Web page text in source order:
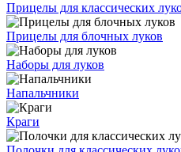
Прицелы для классических
Прицелы для блочных луков
Наборы для луков
Напальчники
Краги